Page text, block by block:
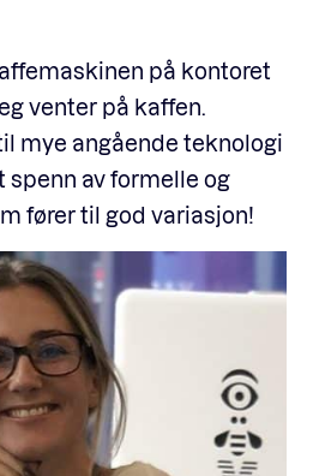
på kontoret
venter på kaffen.
mye angående teknologi
spenn av formelle og
fører til god variasjon!